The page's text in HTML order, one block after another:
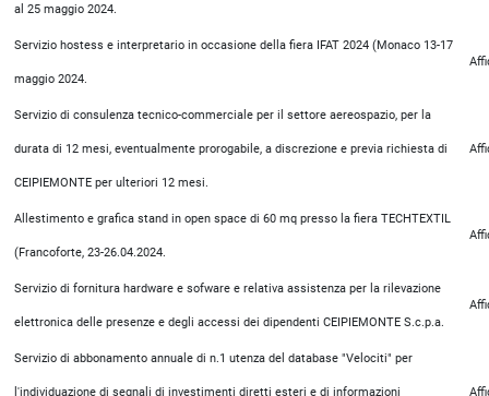
al 25 maggio 2024.
Servizio hostess e interpretario in occasione della fiera IFAT 2024 (Monaco 13-17
maggio 2024.
Servizio di consulenza tecnico-commerciale per il settore aereospazio, per la
durata di 12 mesi, eventualmente prorogabile, a discrezione e previa richiesta di
CEIPIEMONTE per ulteriori 12 mesi.
Allestimento e grafica stand in open space di 60 mq presso la fiera TECHTEXTIL
(Francoforte, 23-26.04.2024.
Servizio di fornitura hardware e sofware e relativa assistenza per la rilevazione
elettronica delle presenze e degli accessi dei dipendenti CEIPIEMONTE S.c.p.a.
Servizio di abbonamento annuale di n.1 utenza del database "Velociti" per
l'individuazione di segnali di investimenti diretti esteri e di informazioni